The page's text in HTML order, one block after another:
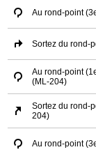
Au rond-point
Sortez du rond-
Au rond-point
(ML-204)
Sortez du rond-
204)
Au rond-point